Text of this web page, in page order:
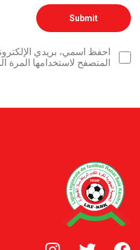
احفظ اسمي، بريدي
المتصفح لاستخدامها المرة